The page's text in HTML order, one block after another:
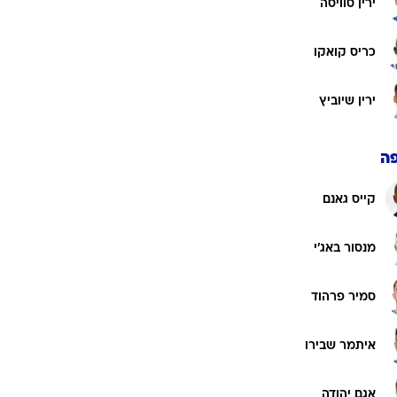
דוד קלטינס
ניב גוטליב
ירין סוויסה
כריס קואקו
ירין שיוביץ
קייס גאנם